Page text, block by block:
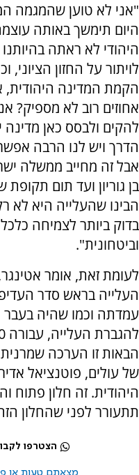
היום תימשך באותה
היהודי לא ראתה
לויתור על החזון הציוני,
אחוזים רוב לא מספיק?
להקים ולבסס כאן
הדרך ויש לנו הרבה
אבל זה מחייב ממשלה
בן גוריון ועד תום
הבינו שהעלייה היא לא
בדוק ביותר לצמיחה
וביטחונית".
לעומת זאת, אומר
העלייה בראש סדר
עמדתה וכמו שהיה בעבר
הבאות זו הערכה שמרנית
של עולים, פוטנציאל
היהודית. זה חלון
תתעורר לפני שהחלון
הצטרפו